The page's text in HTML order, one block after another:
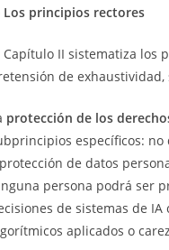
Los principios rectores
Capítulo II sistematiza los
de
protección de los
específicos:
de datos
persona podrá ser
de sistemas de
aplicados o